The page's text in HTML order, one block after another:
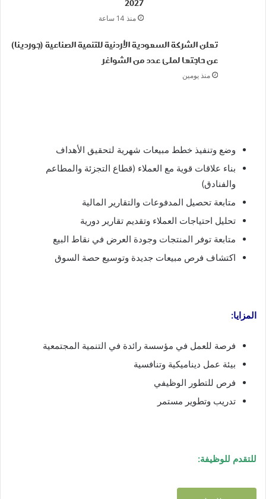
2027
منذ 14 ساعة
تعلن الشركة السعودية الأردنية للتنمية الصناعية (جوردينا)
عن حاجتها لملئ عدد من الشواغر
منذ يومين
وضع وتنفيذ خطط مبيعات شهرية لتحقيق الأهداف
بناء علاقات قوية مع العملاء (قطاع التجزئة والمطاعم
والفنادق)
متابعة تحصيل المدفوعات والتقارير المالية
تحليل احتياجات العملاء وتقديم تقارير دورية
متابعة توفر المنتجات وجودة العرض في نقاط البيع
اكتشاف فرص مبيعات جديدة وتوسيع حصة السوق
المزايا:
فرصة للعمل في مؤسسة رائدة في التنمية المجتمعية
بيئة عمل ديناميكية وتنافسية
فرص للتطور الوظيفي
تدريب وتطوير مستمر
للتقدم للوظيفة: